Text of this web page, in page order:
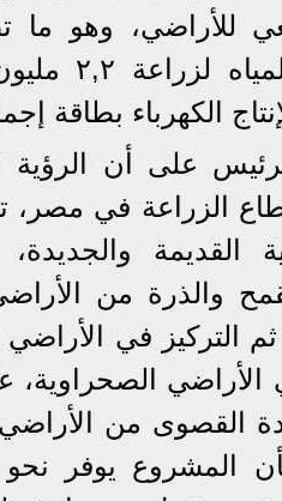
رئيسية
بطاقة إجمالية حوالي
على أن الرؤية
الزراعة في
القديمة
والذرة من
ثم التركيز في
الصحراوية،
القصوى من
المشروع يوفر